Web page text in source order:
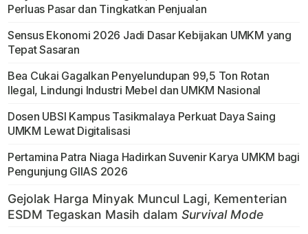
Perluas Pasar dan Tingkatkan Penjualan
Sensus Ekonomi 2026 Jadi Dasar Kebijakan UMKM yang
Tepat Sasaran
Bea Cukai Gagalkan Penyelundupan 99,5 Ton Rotan
Ilegal, Lindungi Industri Mebel dan UMKM Nasional
Dosen UBSI Kampus Tasikmalaya Perkuat Daya Saing
UMKM Lewat Digitalisasi
Pertamina Patra Niaga Hadirkan Suvenir Karya UMKM bagi
Pengunjung GIIAS 2026